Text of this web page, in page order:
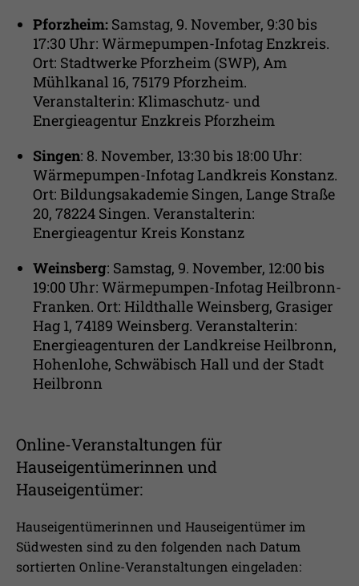
Pforzheim: Samstag, 9. November, 9:30 bis
17:30 Uhr: Wärmepumpen-Infotag Enzkreis.
Ort: Stadtwerke Pforzheim (SWP), Am
Mühlkanal 16, 75179 Pforzheim.
Veranstalterin: Klimaschutz- und
Energieagentur Enzkreis Pforzheim
Singen: 8. November, 13:30 bis 18:00 Uhr:
Wärmepumpen-Infotag Landkreis Konstanz.
Ort: Bildungsakademie Singen, Lange Straße
20, 78224 Singen. Veranstalterin:
Energieagentur Kreis Konstanz
Weinsberg: Samstag, 9. November, 12:00 bis
19:00 Uhr: Wärmepumpen-Infotag Heilbronn-
Franken. Ort: Hildthalle Weinsberg, Grasiger
Hag 1, 74189 Weinsberg. Veranstalterin:
Energieagenturen der Landkreise Heilbronn,
Hohenlohe, Schwäbisch Hall und der Stadt
Heilbronn
Online-Veranstaltungen für
Hauseigentümerinnen und
Hauseigentümer:
Hauseigentümerinnen und Hauseigentümer im
Südwesten sind zu den folgenden nach Datum
sortierten Online-Veranstaltungen eingeladen: